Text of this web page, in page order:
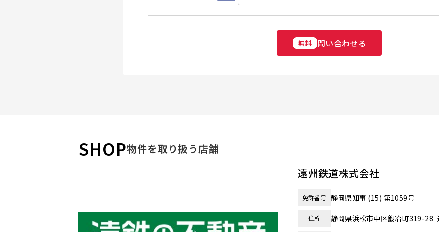
無料 問い合わせる
SHOP物件を取り扱う店舗
遠州鉄道株式会社
免許番号 静岡県知事 (15) 第1059号
住所 静岡県浜松市中区鍛冶町319-28